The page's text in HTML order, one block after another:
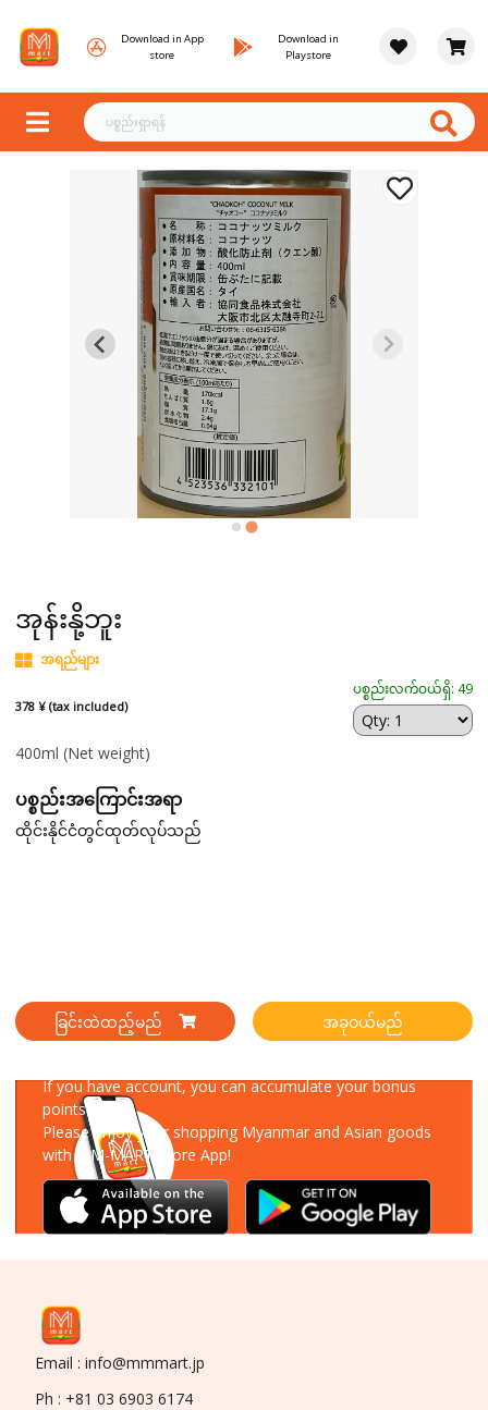
Download in App
store
Download in
Playstore
အုန်းနို့ဘူး
အရည်များ
378 ¥ (tax included)
ပစ္စည်းလက်ဝယ်ရှိ: 49
400ml (Net weight)
ပစ္စည်းအကြောင်းအရာ
ထိုင်းနိုင်ငံတွင်ထုတ်လုပ်သည်
ခြင်းထဲထည့်မည် အခုဝယ်မည်
If you have account, you can accumulate your bonus
points!
Please enjoy your shopping Myanmar and Asian goods
with MM-MART Store App!
Email : info@mmmart.jp
Ph : +81 03 6903 6174